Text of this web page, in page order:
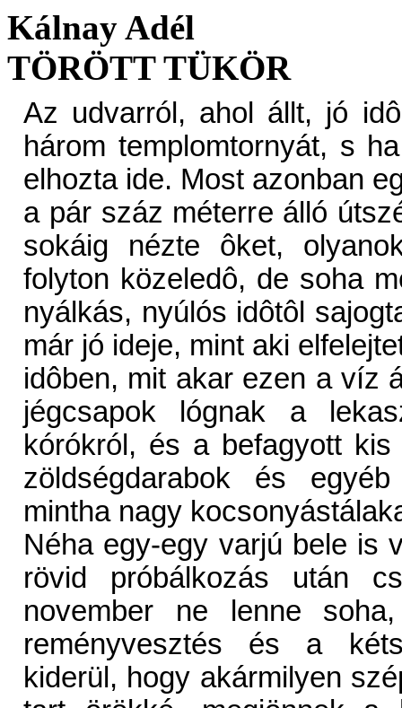
Kálnay Adél
TÖRÖTT TÜKÖR
Az udvarról, ahol állt, jó idôben látni lehetett messze a város három templomtornyát, s ha délrôl fújt a szél, a harangszót is elhozta ide. Most azonban egyforma szürkeség borított mindent, a pár száz méterre álló útszéli fák is épp hogy felsejlettek, s ha sokáig nézte ôket, olyanok lettek, mint az útnak nekidôlô, folyton közeledô, de soha meg nem érkezô fekete vándorok. A nyálkás, nyúlós idôtôl sajogtak beteg csontjai, mégis úgy állt ott már jó ideje, mint aki elfelejtette, miért jött ki ebben a kellemetlen idôben, mit akar ezen a víz áztatta, gazzal felvert udvaron, ahol jégcsapok lógnak a lekaszálni elfelejtett embermagasságú kórókról, és a befagyott kis tócsák alatt kidobott krumplihéjak, zöldségdarabok és egyéb konyhai szemetek díszelegnek, mintha nagy kocsonyástálakat rakott volna le az ég madarainak. Néha egy-egy varjú bele is verte kemény csôrét a jégbe, aztán rövid próbálkozás után csalódottan tovább billegett. Csak november ne lenne soha, gondolta. A november a teljes reményvesztés és a kétségbeesés hónapja. Novemberre kiderül, hogy akármilyen szép és hosszú volt az ôsz, most sem tart örökké, megjönnek a hideg esôk, és a köd egyforma szürkévé tesz mindent. A tél vége ott van valahol a nyomasztó szürkeség mögött, elérhetetlen messzeségben. Félt ettôl a hónaptól. Amióta az eszét tudta, a november csak rosszat hozott, s érezte, most sem lesz ez másként. Egy ilyen szürke, borzongató, fénytelen napon, mint ez a mostani, halt meg az anyja. Tizenhárom éves volt akkor. Ült a szobában a zongora elôtt, és azt kívánta, bárcsak történne valami, hogy ne kelljen zongorázni. Utálta ezeket az órákat, amikor izzadt tenyérrel s elhidegült ujjakkal próbálta úgy leütni a billentyûket, ahogy azt a kotta parancsolta. A szobában már majdnem sötét volt, a zongora fölött égett egy nagyon régi, elsárgult huzatú falilámpa, s ô úgy nézett széjjel a homályba borult szobában, mintha segítséget várna valamelyik öreg bútortól. Végigjáratta szemét a repedezett bôrû hatalmas foteleken, az üveges szekrényen, a barnává sötétült olajfestményeken, a megzöldült gyertyatartókon, a nagy, ovális ebédlôasztalon, a bordó török szônyegen, amin kicsi korában annyira szeretett hasalni, ujjaival s tekintetével követni a kacskaringós mintát, sokáig bámulta a nehéz, színehagyott bársonysötétítôt, olykor már meglibbenni látszott, de sehonnan nem jött segítség. Aztán megpillantotta csenevész alakját görnyedezni a nagy velencei tükörben, amelyen keresztben repedés húzódott, és arra gondolt megint, hogy történnie kell valaminek, ami abbahagyatja vele ezt a szenvedést a zongoránál. S akkor kinyílt az ajtó, nagyanyja állt ott halálsápadtan, és azt mondta színtelen hangon, meghalt édesanyátok, fiam, elment örökre. Soha senkinek nem mondta el, mit kívánt ô akkor az üres szoba sötétjében, s ha lehet, maga sem gondolt rá. Nem mert rágondolni. Mostanában azonban egy álma az eszébe juttatta. Ott volt álmában abban a régi szobában, égett minden lámpa, fényárban úszott az egész ház, és szinte minden rokon ott nyüzsgött körülötte. A zongoránál az anyja ült, olyan szenvedô arccal, ahogy mindig is ült, járt, beszélt. Egy különös, szomorú dallamot játszott könnyedén, ujjaival alig érintette a billentyûket, és közben ôt nézte, ôt, aki szinte elveszett a rokonok sokaságában, de anyja látta ôt, követte szemével mindenhová, s közben játszotta azt a dallamot. Ide-oda futott a szobában, lehajolt, bebújt az asztal alá, hiába, anyja tekintete mindenütt utolérte. Végül nagy menekülésében a tükörnél kötött ki, megrettent attól, hogy nincs tovább, s teljes erejével belevágott. A tükör keresztben meghasadt, de hiába, így is látta anyját, a szemét, szemében azt a megnevezhetetlen valamit, amitôl félt, amit nem akart látni. Amikor felébredt, sokáig tartott, amíg visszahozta magát a valóságba, legalábbis, amit annak kellett hinni, de hogy a tükör hogyan repedt el, az utolsó költözéskor, vagy tényleg belevágott ököllel, azt, úgy érezte, ezek után soha többé nem tudhatja biztosan. Anyja szeme s a különös dallam elhozta neki azt a novemberi délutánt. Azon tépelôdött, hol voltak a többiek, a testvérei, az apja, miért csak a nagyanyját látja élesen, a rossz hír hozóját, s a bánatba barnult szobát a hasadt tükörrel, de hiába akarta ôket is elôhívni, senki nem mozdult, ôk ott maradtak az emlékezet bezárt szobáiban, csak a két legfontosabb embert hozta el neki az álom,